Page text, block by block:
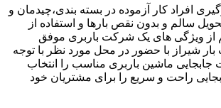
افراد کار آزموده در بسته بندی،چیدمان و
سالم و بدون نقص بارها و استفاده از
از ویژگی های یک شرکت باربری موفق
شیراز با حضور در محل مورد نظر با توجه
ماشین باربری مناسب را انتخاب
راحت و سریع را برای مشتریان خود